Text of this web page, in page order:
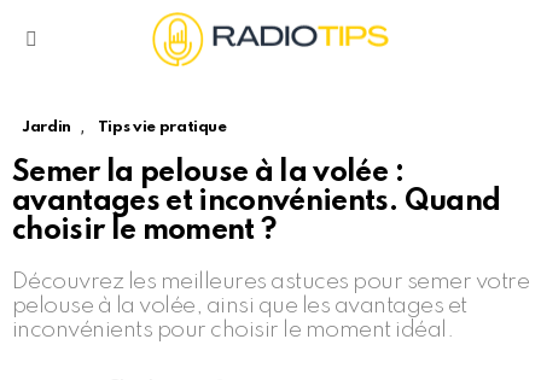
Jardin , Tips vie pratique
Semer la pelouse à la volée :
avantages et inconvénients. Quand
choisir le moment ?
Découvrez les meilleures astuces pour semer votre
pelouse à la volée, ainsi que les avantages et
inconvénients pour choisir le moment idéal.